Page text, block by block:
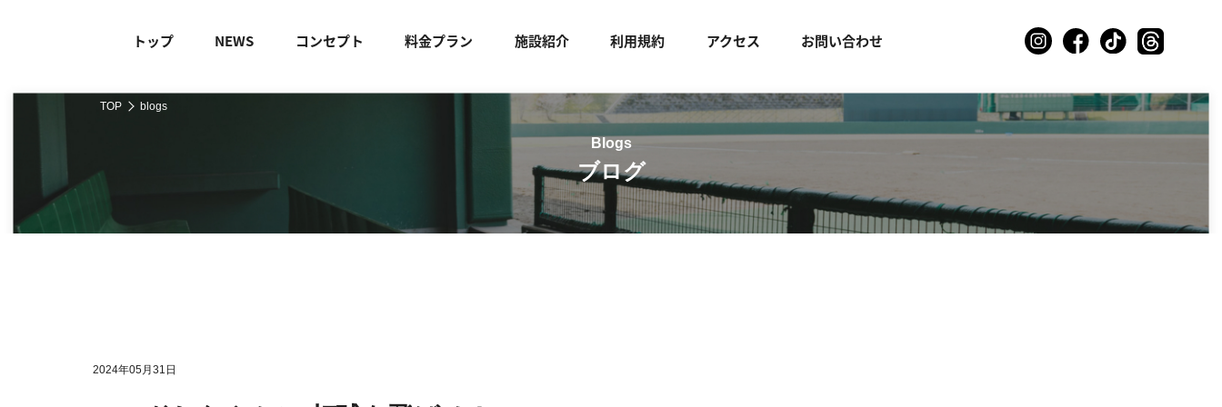
トップ NEWS コンセプト 料金プラン 施設紹介 利用規約 アクセス お問い合わせ
TOP blogs
ブログ
2024年05月31日